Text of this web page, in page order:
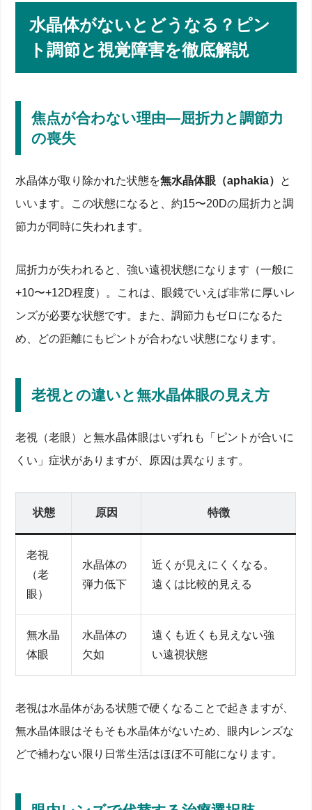
水晶体がないとどうなる？ピン
ト調節と視覚障害を徹底解説
焦点が合わない理由—屈折力と調節力
の喪失
水晶体が取り除かれた状態を無水晶体眼（aphakia） と
いいます。この状態になると、約15〜20Dの屈折力と調
節力が同時に失われます。
屈折力が失われると、強い遠視状態になります（一般に
+10〜+12D程度）。これは、眼鏡でいえば非常に厚いレ
ンズが必要な状態です。また、調節力もゼロになるた
め、どの距離にもピントが合わない状態になります。
老視との違いと無水晶体眼の見え方
老視（老眼）と無水晶体眼はいずれも「ピントが合いに
くい」症状がありますが、原因は異なります。
状態 原因 特徴
老視
（老
眼）
水晶体の
弾力低下
近くが見えにくくなる。
遠くは比較的見える
無水晶
体眼
水晶体の
欠如
遠くも近くも見えない強
い遠視状態
老視は水晶体がある状態で硬くなることで起きますが、
無水晶体眼はそもそも水晶体がないため、眼内レンズな
どで補わない限り日常生活はほぼ不可能になります。
眼内レンズで代替する治療選択肢
にごりがもたらす水晶体の病気：白内障・緑内障リス
ク
最新眼科診療と治療Menu：検査・手術の流れ
スリットランプ・OCTなど診療機器の概要
水晶体を守る日常ケア：紫外線対策・栄養・生活習慣
食事とサプリで細胞ストレスを軽減
ブルーライト＆紫外線カットで表面を保護